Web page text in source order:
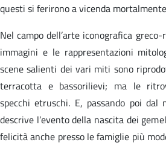
questi si ferirono a vicenda
Nel campo dell’arte iconografica
immagini e le rappresentazioni
scene salienti dei vari miti sono
terracotta e bassorilievi; ma le
specchi etruschi. E, passando poi
descrive l’evento della nascita dei
felicità anche presso le famiglie più